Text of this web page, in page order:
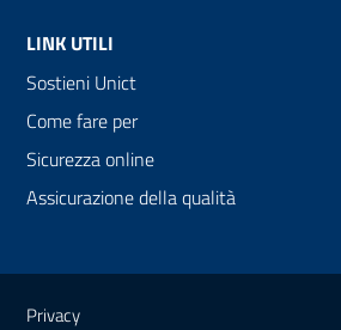
LINK UTILI
Sostieni Unict
Come fare per
Sicurezza online
Assicurazione della qualità
Link e informazioni utili
Privacy